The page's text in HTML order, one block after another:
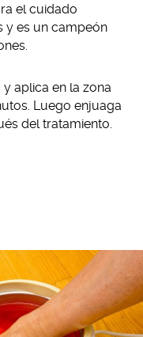
el cuidado
y es un campeón
aplica en la zona
Luego enjuaga
del tratamiento.